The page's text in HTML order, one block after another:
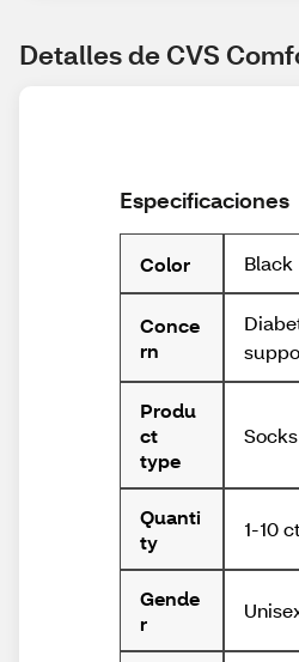
Detalles de CVS
Especificaciones
Color Black
Conce
rn
Produ
ct
type
Socks
Quanti
ty
1-10 ct
Gende
r